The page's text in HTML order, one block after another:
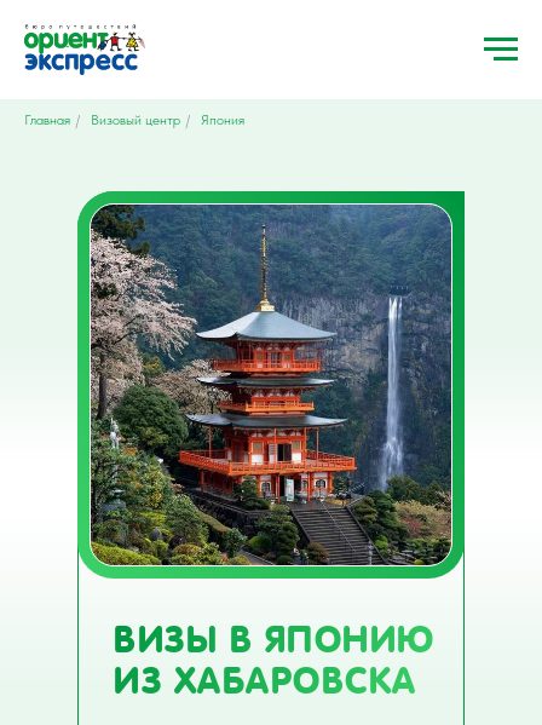
Главная / Визовый центр / Япония
ВИЗЫ В ЯПОНИЮ
ИЗ ХАБАРОВСКА